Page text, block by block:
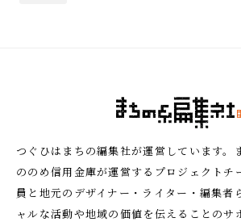
つぐひはまちの編集社が運営しています。
ののめ信用金庫が運営するプロジェクトチ
員と地元のデザイナー・ライター・編集者
ャルな活動や地域の価値を伝えることのサ